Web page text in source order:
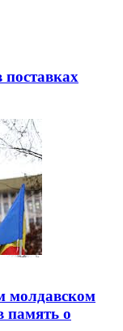
молдавском
память о